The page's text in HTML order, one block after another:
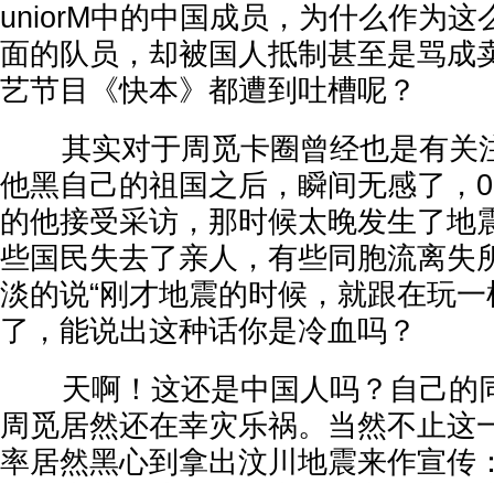
uniorM中的中国成员，为什么作为这
面的队员，却被国人抵制甚至是骂成
艺节目《快本》都遭到吐槽呢？
其实对于周觅卡圈曾经也是有关
他黑自己的祖国之后，瞬间无感了，
的他接受采访，那时候太晚发生了地
些国民失去了亲人，有些同胞流离失
淡的说“刚才地震的时候，就跟在玩
了，能说出这种话你是冷血吗？
天啊！这还是中国人吗？自己的
周觅居然还在幸灾乐祸。当然不止这
率居然黑心到拿出汶川地震来作宣传